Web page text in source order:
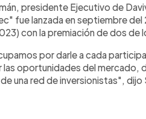
presidente Ejecutivo de
fue lanzada en septiembre
con la premiación de dos
por darle a cada
las oportunidades del mercado,
una red de inversionistas", dijo